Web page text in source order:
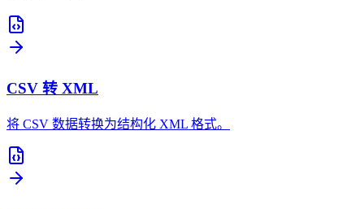
CSV 转 XML
将 CSV 数据转换为结构化 XML 格式。